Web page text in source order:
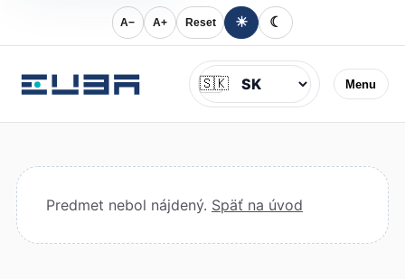
A− A+ Reset ☀ ☾
Menu
Jazyk
🇸🇰
Predmet nebol nájdený. Späť na úvod